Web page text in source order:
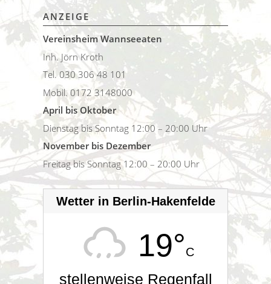
ANZEIGE
Vereinsheim Wannseeaten
Inh. Jörn Kroth
Tel. 030 306 48 101
Mobil. 0172 3148000
April bis Oktober
Dienstag bis Sonntag 12:00 – 20:00 Uhr
November bis Dezember
Freitag bis Sonntag 12:00 – 20:00 Uhr
Wetter in Berlin-Hakenfelde
19°C
stellenweise Regenfall